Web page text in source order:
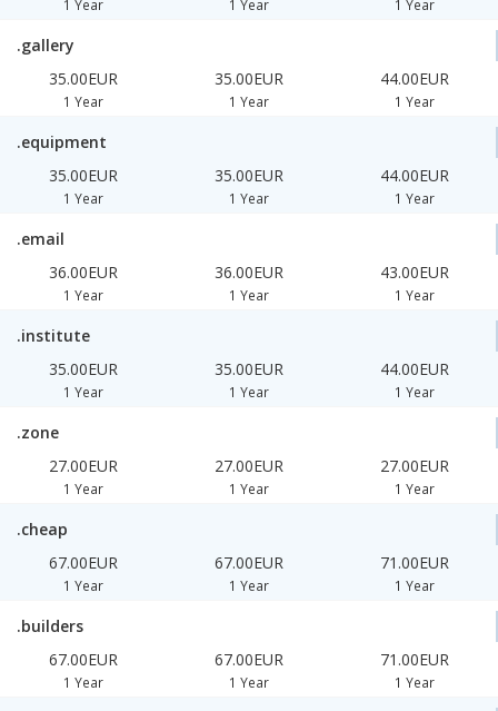
1 Year 1 Year 1 Year
.gallery
35.00EUR
1 Year
35.00EUR
1 Year
44.00EUR
1 Year
.equipment
35.00EUR
1 Year
35.00EUR
1 Year
44.00EUR
1 Year
.email
36.00EUR
1 Year
36.00EUR
1 Year
43.00EUR
1 Year
.institute
35.00EUR
1 Year
35.00EUR
1 Year
44.00EUR
1 Year
.zone
27.00EUR
1 Year
27.00EUR
1 Year
27.00EUR
1 Year
.cheap
67.00EUR
1 Year
67.00EUR
1 Year
71.00EUR
1 Year
.builders
67.00EUR
1 Year
67.00EUR
1 Year
71.00EUR
1 Year